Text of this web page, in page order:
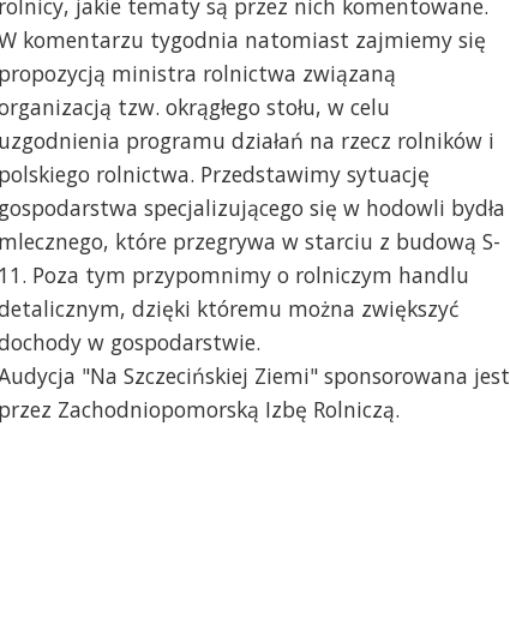
komentarzu tygodnia natomiast zajmiemy się
propozycją ministra rolnictwa związaną
tzw. okrągłego stołu, w celu
uzgodnienia programu działań na rzecz rolników i
polskiego rolnictwa. Przedstawimy sytuację
gospodarstwa specjalizującego się w hodowli bydła
mlecznego, które przegrywa w starciu z budową S-
11. Poza tym przypomnimy o rolniczym handlu
dzięki któremu można zwiększyć
w gospodarstwie.
"Na Szczecińskiej Ziemi" sponsorowana jest
przez Zachodniopomorską Izbę Rolniczą.